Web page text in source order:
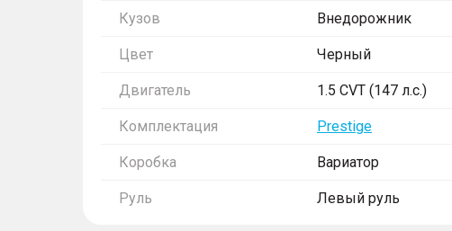
Кузов Внедорожник
Цвет Черный
Двигатель 1.5 CVT (147 л.с.)
Комплектация Prestige
Коробка Вариатор
Руль Левый руль